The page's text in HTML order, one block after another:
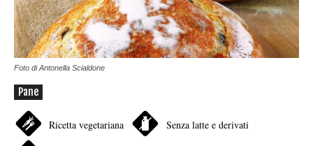
Foto di Antonella Scialdone
Pane
Ricetta vegetariana Senza latte e derivati